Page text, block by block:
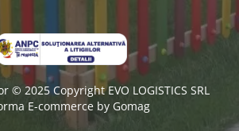
© 2025 Copyright EVO LOGISTICS SRL
E-commerce by Gomag